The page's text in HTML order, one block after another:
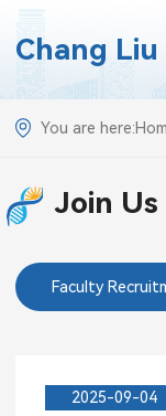
Chang Liu
You are here:
Join Us
Faculty
2025-09-04